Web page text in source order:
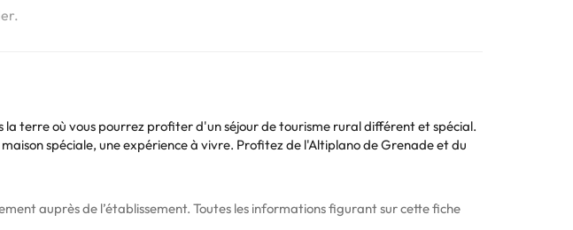
terre où vous pourrez profiter d'un séjour de tourisme rural différent et spécial.
spéciale, une expérience à vivre. Profitez de l'Altiplano de Grenade et du
auprès de l’établissement. Toutes les informations figurant sur cette fiche